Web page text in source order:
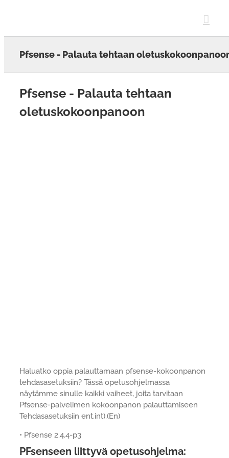
Pfsense - Palauta tehtaan
Pfsense - Palauta tehtaan
oletuskokoonpanoon
Haluatko oppia palauttamaan pfsense-kokoonpanon
tehdasasetuksiin? Tässä opetusohjelmassa
näytämme sinulle kaikki vaiheet, joita tarvitaan
Pfsense-palvelimen kokoonpanon palauttamiseen
Tehdasasetuksiin ent.int).(En)
• Pfsense 2.4.4-p3
PFsenseen liittyvä opetusohjelma: